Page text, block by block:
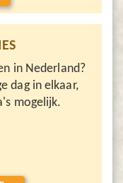
in Nederland?
dag in elkaar,
mogelijk.